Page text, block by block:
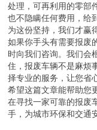
处理，可再利用的零部
也不隐瞒任何费用，给
为这份坚持，我们才赢
如果你手头有需要报废
时向我们咨询。我们会
住，报废车辆不是麻烦
择专业的服务，让您省
希望这篇文章能帮助您
在寻找一家可靠的报废
手，为城市环保和交通